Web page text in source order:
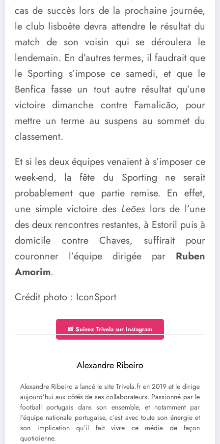
cas de succès lors de la prochaine journée,
le club lisboète devra attendre le résultat du
match de son voisin qui se déroulera le
lendemain. En d’autres termes, il faudrait que
le Sporting s’impose ce samedi, et que le
Benfica fasse un tout autre résultat qu’une
victoire dimanche contre Famalicão, pour
mettre un terme au suspens au sommet du
classement.
Et si les deux équipes venaient à s’imposer ce
week-end, la fête du Sporting ne serait
probablement que partie remise. En effet,
une simple victoire des Leõeslors de l’une
des deux rencontres restantes, à Estoril puis à
domicile contre Chaves, suffirait pour
couronner l’équipe dirigée par Ruben
Amorim.
Crédit photo : IconSport
📸 Suivez Trivela sur Instagram
Alexandre Ribeiro
Alexandre Ribeiro a lancé le site Trivela.fr en 2019 et le dirige
aujourd’hui aux côtés de ses collaborateurs. Passionné par le
football portugais dans son ensemble, et notamment par
l’équipe nationale portugaise, c’est avec toute son énergie et
son implication qu’il fait vivre ce média de façon
quotidienne.